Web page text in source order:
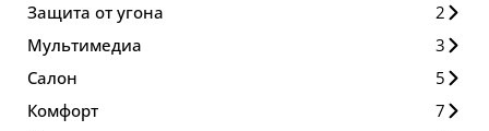
Защита от угона
2
Мультимедиа
3
Салон
5
Комфорт
7